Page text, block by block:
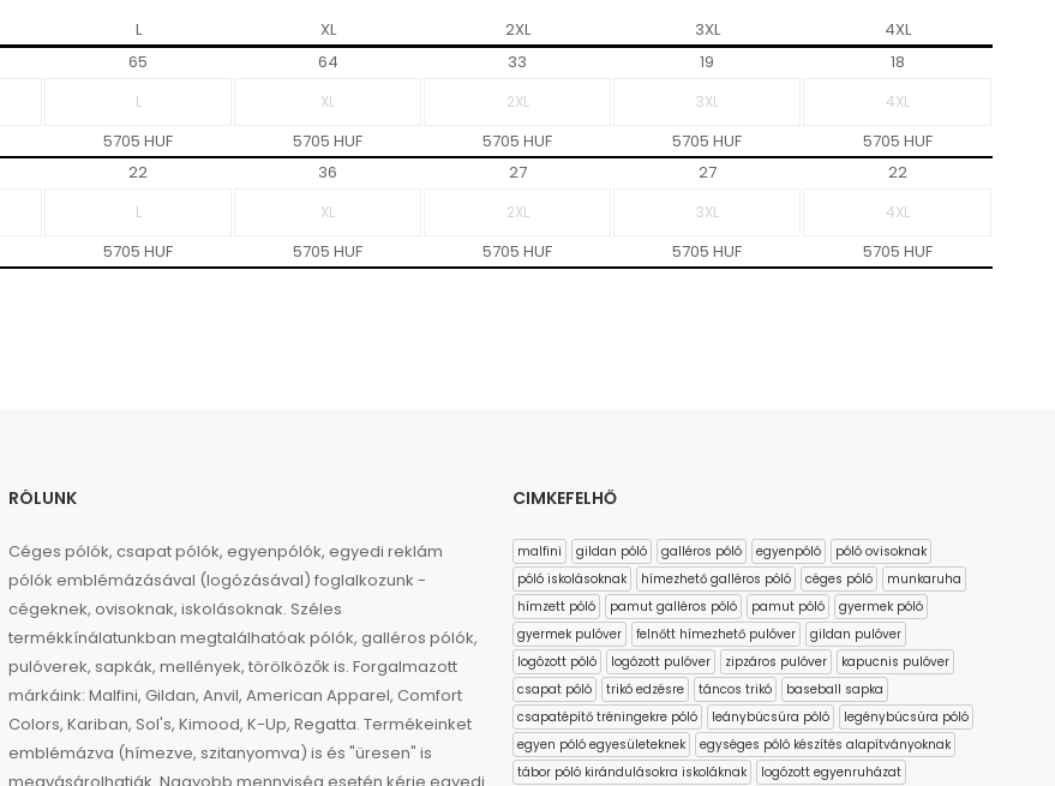
L XL 2XL 3XL 4XL
65 64 33 19
18
5705 HUF 5705 HUF 5705 HUF 5705 HUF 5705 HUF
22 36 27 27
22
5705 HUF 5705 HUF 5705 HUF 5705 HUF 5705 HUF
RÓLUNK
Céges pólók, csapat pólók, egyenpólók, egyedi reklám
pólók emblémázásával (logózásával) foglalkozunk -
cégeknek, ovisoknak, iskolásoknak. Széles
termékkínálatunkban megtalálhatóak pólók, galléros pólók,
pulóverek, sapkák, mellények, törölközők is. Forgalmazott
márkáink: Malfini, Gildan, Anvil, American Apparel, Comfort
Colors, Kariban, Sol's, Kimood, K-Up, Regatta. Termékeinket
emblémázva (hímezve, szitanyomva) is és "üresen" is
CIMKEFELHŐ
malfini gildan póló galléros póló egyenpóló
póló ovisoknak
póló iskolásoknak
hímezhető galléros póló céges póló
munkaruha
hímzett póló
pamut galléros póló pamut póló
gyermek póló
gyermek pulóver
felnőtt hímezhető pulóver
gildan pulóver
logózott póló
logózott pulóver zipzáros pulóver
kapucnis pulóver
csapat póló
trikó edzésre táncos trikó
baseball sapka
csapatépítő tréningekre póló
leánybúcsúra póló
legénybúcsúra póló
egyen póló egyesületeknek
egységes póló készítés alapítványoknak
tábor póló kirándulásokra iskoláknak
logózott egyenruházat